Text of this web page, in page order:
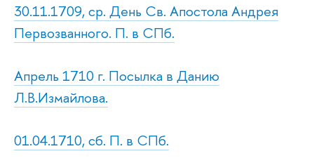
30.11.1709, ср. День Св. Апостола Андрея
Первозванного. П. в СПб.
Апрель 1710 г. Посылка в Данию
Л.В.Измайлова.
01.04.1710, сб. П. в СПб.